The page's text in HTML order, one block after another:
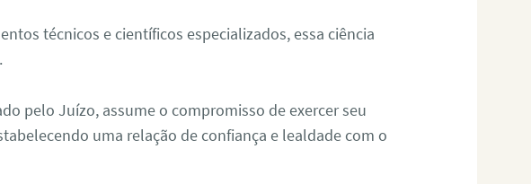
técnicos e científicos especializados, essa ciência
pelo Juízo, assume o compromisso de exercer seu
uma relação de confiança e lealdade com o